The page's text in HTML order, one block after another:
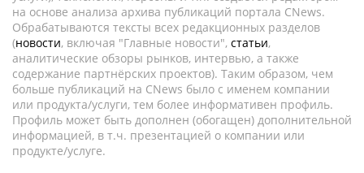
на основе анализа архива публикаций портала CNews.
Обрабатываются тексты всех редакционных разделов
(новости, включая "Главные новости", статьи,
аналитические обзоры рынков, интервью, а также
содержание партнёрских проектов). Таким образом, чем
больше публикаций на CNews было с именем компании
или продукта/услуги, тем более информативен профиль.
Профиль может быть дополнен (обогащен) дополнительной
информацией, в т.ч. презентацией о компании или
продукте/услуге.